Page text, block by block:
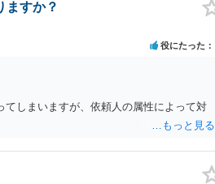
ますか？
役にたった
しまいますが、依頼人の属性によって対